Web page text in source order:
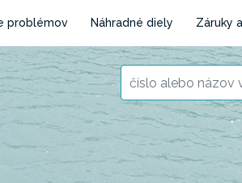
problémov Náhradné diely Záruky